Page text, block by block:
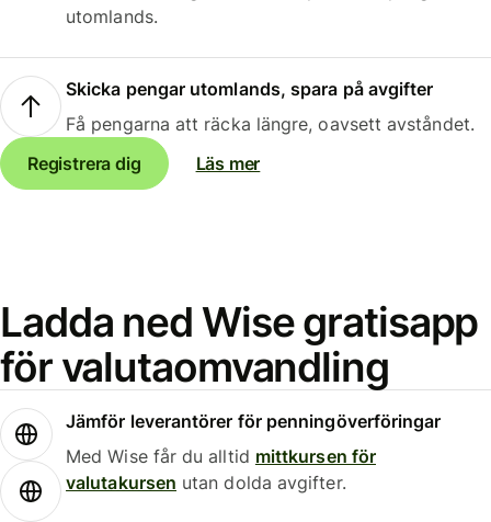
utomlands.
Skicka pengar utomlands, spara på avgifter
Få pengarna att räcka längre, oavsett avståndet.
Registrera dig
Läs mer
Ladda ned Wise gratisapp
för valutaomvandling
Jämför leverantörer för penningöverföringar
Med Wise får du alltid mittkursen för
valutakursen utan dolda avgifter.